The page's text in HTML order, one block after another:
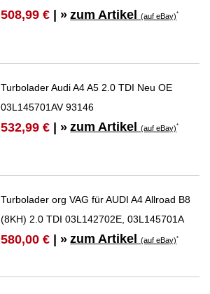
508,99 € | » zum Artikel(auf eBay)*
Turbolader Audi A4 A5 2.0 TDI Neu OE
03L145701AV 93146
532,99 € | » zum Artikel(auf eBay)*
Turbolader org VAG für AUDI A4 Allroad B8
(8KH) 2.0 TDI 03L142702E, 03L145701A
580,00 € | » zum Artikel(auf eBay)*